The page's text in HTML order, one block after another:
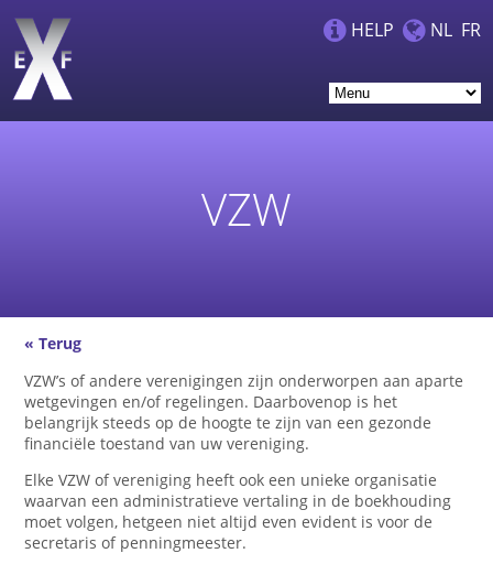
HELP NL FR
VZW
« Terug
VZW’s of andere verenigingen zijn onderworpen aan aparte
wetgevingen en/of regelingen. Daarbovenop is het
belangrijk steeds op de hoogte te zijn van een gezonde
financiële toestand van uw vereniging.
Elke VZW of vereniging heeft ook een unieke organisatie
waarvan een administratieve vertaling in de boekhouding
moet volgen, hetgeen niet altijd even evident is voor de
secretaris of penningmeester.